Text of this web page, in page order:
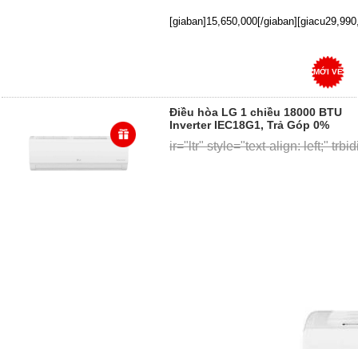
[giaban]15,650,000[/
MỚI VỀ
Điều hòa LG 1 chiều 18000 BTU
Inverter IEC18G1, Trả Góp 0%
ir="ltr" style="text-align: left;"